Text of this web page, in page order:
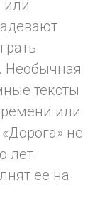
или
Необычная
тексты
или
не
лет.
ее на